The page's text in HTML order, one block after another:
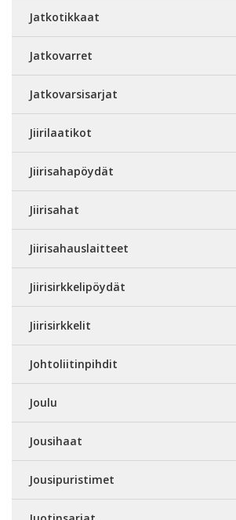
Jatkotikkaat
Jatkovarret
Jatkovarsisarjat
Jiirilaatikot
Jiirisahapöydät
Jiirisahat
Jiirisahauslaitteet
Jiirisirkkelipöydät
Jiirisirkkelit
Johtoliitinpihdit
Joulu
Jousihaat
Jousipuristimet